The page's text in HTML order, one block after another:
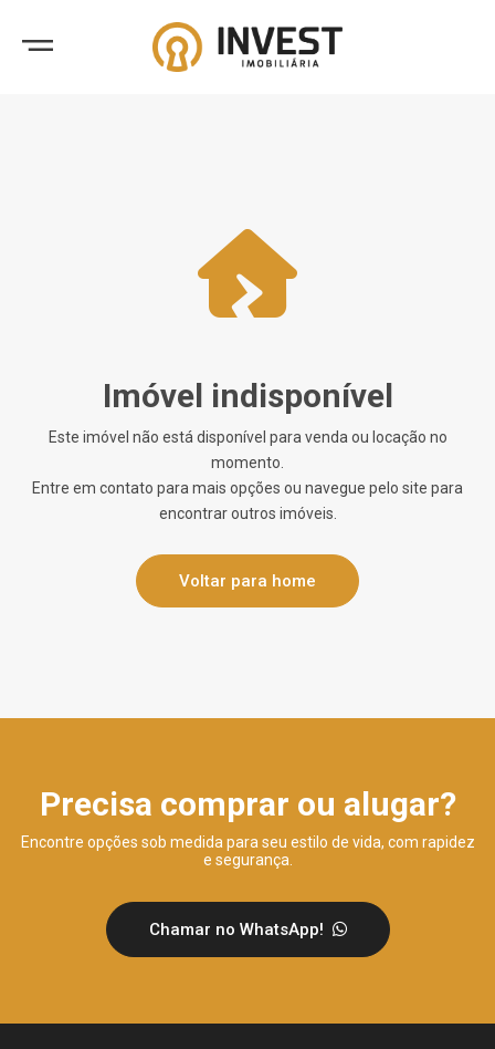
Imóvel indisponível
Este imóvel não está disponível para venda ou locação no
momento.
Entre em contato para mais opções ou navegue pelo site para
encontrar outros imóveis.
Voltar para home
Precisa comprar ou alugar?
Encontre opções sob medida para seu estilo de vida, com rapidez
e segurança.
Chamar no WhatsApp!